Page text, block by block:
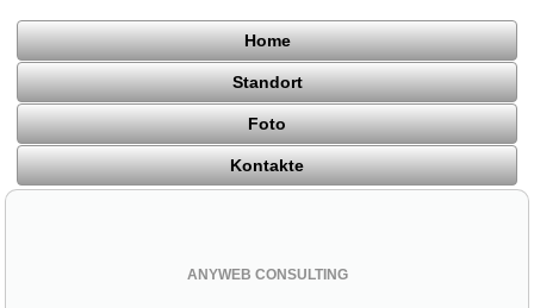
Home
Standort
Foto
Kontakte
ANYWEB CONSULTING